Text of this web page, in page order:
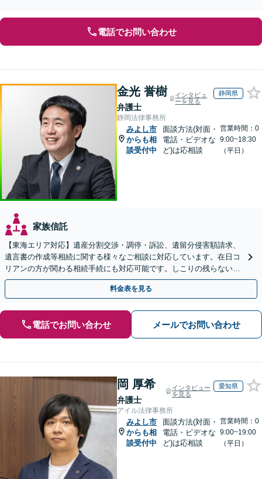
電話でお問い合わせ
金光 誉樹
弁護士
インタビュ
ーを見る
静岡県
静岡法律事務所
みよし市
からも相
談受付中
面談方法(対面・
電話・ビデオな
ど)は応相談
営業時間：0
9:00~18:30
（平日）
家族信託
【東海エリア対応】遺産分割交渉・調停・訴訟、遺留分侵害額請求、
遺言書の作成等相続に関する様々なご相談に対応しています。在日コ
リアンの方が関わる相続手続にも対応可能です。しこりの残らない解
決を特に意識しています。
料金表を見る
電話でお問い合わせ メールでお問い合わせ
岡 厚希
弁護士
インタビュー
を見る
愛知県
アイル法律事務所
みよし市
からも相
談受付中
面談方法(対面・
電話・ビデオな
ど)は応相談
営業時間：0
9:00~19:00
（平日）